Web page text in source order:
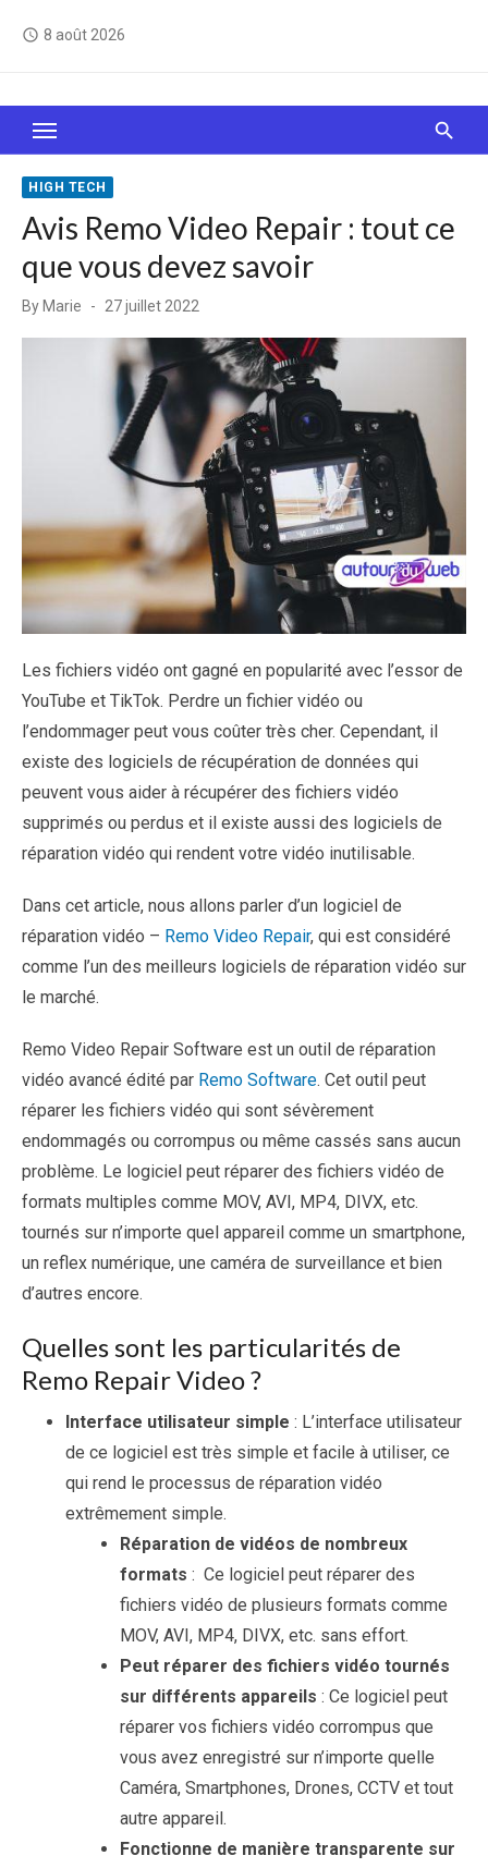
access_time 8 août 2026
Le Web, c'est comme une boîte de chocolats… On
sait jamais sur quoi on va tomber !
HIGH TECH
Avis Remo Video Repair : tout ce
que vous devez savoir
By Marie
Posted
27 juillet 2022
Les fichiers vidéo ont gagné en popularité avec l’essor de
YouTube et TikTok. Perdre un fichier vidéo ou
l’endommager peut vous coûter très cher. Cependant, il
existe des logiciels de récupération de données qui
peuvent vous aider à récupérer des fichiers vidéo
supprimés ou perdus et il existe aussi des logiciels de
réparation vidéo qui rendent votre vidéo inutilisable.
Dans cet article, nous allons parler d’un logiciel de
réparation vidéo – Remo Video Repair, qui est considéré
comme l’un des meilleurs logiciels de réparation vidéo sur
le marché.
Remo Video Repair Software est un outil de réparation
vidéo avancé édité par Remo Software. Cet outil peut
réparer les fichiers vidéo qui sont sévèrement
endommagés ou corrompus ou même cassés sans aucun
problème. Le logiciel peut réparer des fichiers vidéo de
formats multiples comme MOV, AVI, MP4, DIVX, etc.
tournés sur n’importe quel appareil comme un smartphone,
un reflex numérique, une caméra de surveillance et bien
d’autres encore.
Quelles sont les particularités de
Remo Repair Video ?
Interface utilisateur simple : L’interface utilisateur
de ce logiciel est très simple et facile à utiliser, ce
qui rend le processus de réparation vidéo
extrêmement simple.
Réparation de vidéos de nombreux
formats : Ce logiciel peut réparer des
fichiers vidéo de plusieurs formats comme
MOV, AVI, MP4, DIVX, etc. sans effort.
Peut réparer des fichiers vidéo tournés
sur différents appareils : Ce logiciel peut
réparer vos fichiers vidéo corrompus que
vous avez enregistré sur n’importe quelle
Caméra, Smartphones, Drones, CCTV et tout
autre appareil.
Fonctionne de manière transparente sur